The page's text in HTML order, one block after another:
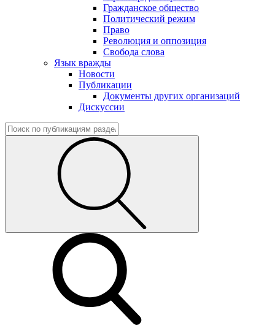
Гражданское общество
Политический режим
Право
Революция и оппозиция
Свобода слова
Язык вражды
Новости
Публикации
Документы других организаций
Дискуссии